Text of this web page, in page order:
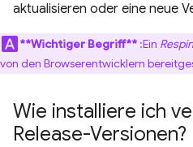
aktualisieren oder eine neue
**Wichtiger Begriff** :Ein Respin
von den Browserentwicklern
Wie installiere ich
Release-Versionen?